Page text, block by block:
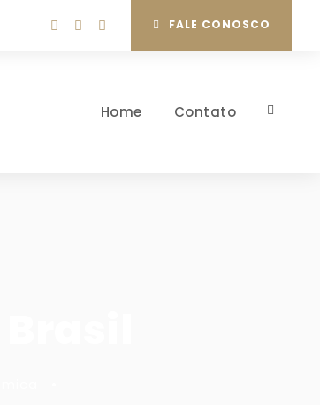
FALE CONOSCO
Home Contato